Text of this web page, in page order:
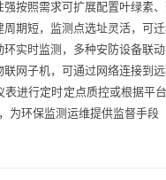
按照需求可扩展配置叶绿素、
期短，监测点选址灵活，可迁
实时监测，多种安防设备联
联网子机，可通过网络连接到
表进行定时定点质控或根据平
为环保监测运维提供监督手段